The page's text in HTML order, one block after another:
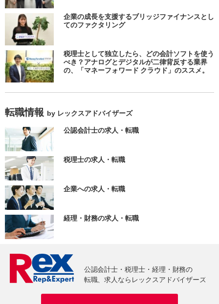
企業の成長を支援するブリッジファイナンスとし
てのファクタリング
税理士として独立したら、どの会計ソフトを使う
べき？アナログとデジタルが二律背反する業界
の、「マネーフォワード クラウド」のススメ。
転職情報 by レックスアドバイザーズ
公認会計士の求人・転職
税理士の求人・転職
企業への求人・転職
経理・財務の求人・転職